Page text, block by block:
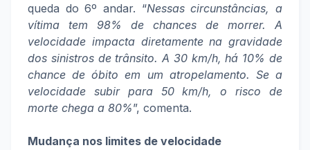
queda do 6º andar. “Nessas circunstâncias, a
vítima tem 98% de chances de morrer. A
velocidade impacta diretamente na gravidade
dos sinistros de trânsito. A 30 km/h, há 10% de
chance de óbito em um atropelamento. Se a
velocidade subir para 50 km/h, o risco de
morte chega a 80%”, comenta.
Mudança nos limites de velocidade